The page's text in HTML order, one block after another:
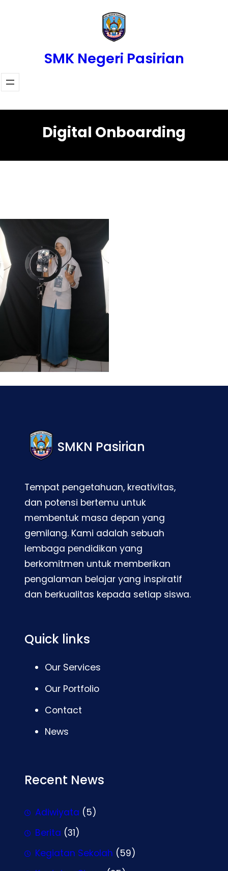
SMK Negeri Pasirian
Digital Onboarding
SMKN Pasirian
Tempat pengetahuan, kreativitas,
dan potensi bertemu untuk
membentuk masa depan yang
gemilang. Kami adalah sebuah
lembaga pendidikan yang
berkomitmen untuk memberikan
pengalaman belajar yang inspiratif
dan berkualitas kepada setiap siswa.
Quick links
Our Services
Our Portfolio
Contact
News
Recent News
Adiwiyata (5)
Berita (31)
Kegiatan Sekolah (59)